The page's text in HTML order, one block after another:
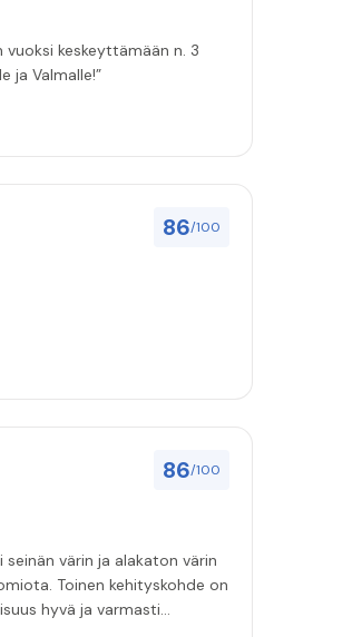
keskeyttämään n. 3
ja Valmalle!”
86/100
86/100
värin ja alakaton värin
Toinen kehityskohde on
hyvä ja varmasti